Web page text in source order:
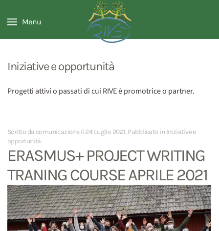
Menu
Iniziative e opportunità
Progetti attivi o passati di cui RIVE è promotrice o partner.
Scritto da comunicazione il 24 Luglio 2021. Pubblicato in Iniziative e
opportunità.
ERASMUS+ PROJECT WRITING
TRANING COURSE APRILE 2021